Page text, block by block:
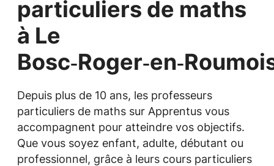
particuliers de maths
à Le
Depuis plus de 10 ans, les professeurs
particuliers de maths sur Apprentus vous
accompagnent pour atteindre vos objectifs.
Que vous soyez enfant, adulte, débutant ou
professionnel, grâce à leurs cours particuliers